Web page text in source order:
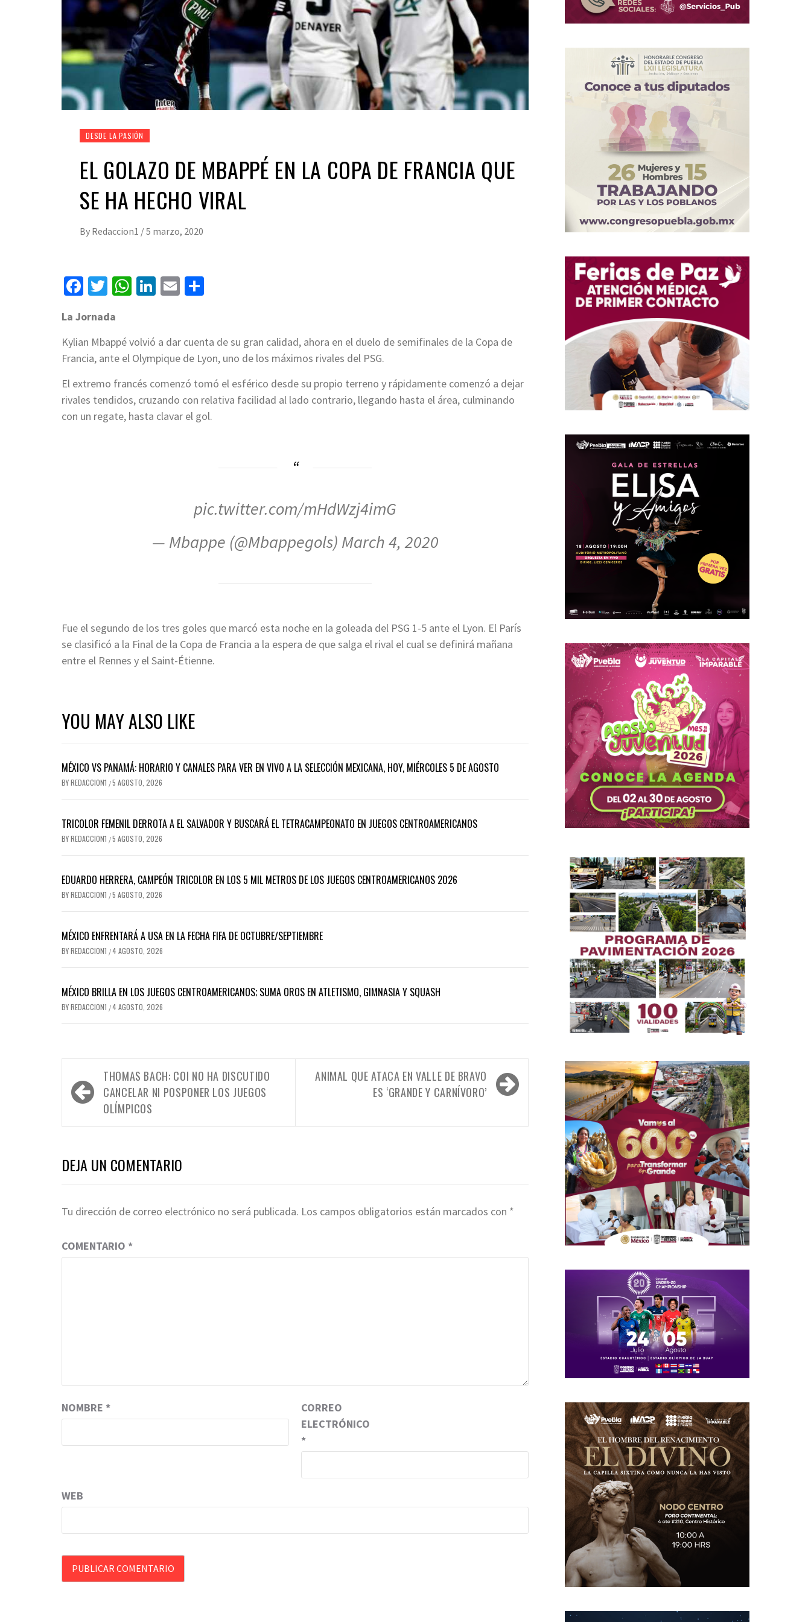
DESDE LA PASIÓN
EL GOLAZO DE MBAPPÉ EN LA COPA DE FRANCIA QUE
SE HA HECHO VIRAL
By Redaccion1 /5 marzo, 2020
Facebook
Twitter
WhatsApp
LinkedIn
Email
La Jornada
Kylian Mbappé volvió a dar cuenta de su gran calidad, ahora en el duelo de semifinales de la Copa de
Francia, ante el Olympique de Lyon, uno de los máximos rivales del PSG.
El extremo francés comenzó tomó el esférico desde su propio terreno y rápidamente comenzó a dejar
rivales tendidos, cruzando con relativa facilidad al lado contrario, llegando hasta el área, culminando
con un regate, hasta clavar el gol.
pic.twitter.com/mHdWzj4imG
— Mbappe (@Mbappegols) March 4, 2020
Fue el segundo de los tres goles que marcó esta noche en la goleada del PSG 1-5 ante el Lyon. El París
se clasificó a la Final de la Copa de Francia a la espera de que salga el rival el cual se definirá mañana
entre el Rennes y el Saint-Étienne.
YOU MAY ALSO LIKE
MÉXICO VS PANAMÁ: HORARIO Y CANALES PARA VER EN VIVO A LA SELECCIÓN MEXICANA, HOY, MIÉRCOLES 5 DE AGOSTO
BYREDACCION1 /5 AGOSTO, 2026
TRICOLOR FEMENIL DERROTA A EL SALVADOR Y BUSCARÁ EL TETRACAMPEONATO EN JUEGOS CENTROAMERICANOS
BYREDACCION1 /5 AGOSTO, 2026
EDUARDO HERRERA, CAMPEÓN TRICOLOR EN LOS 5 MIL METROS DE LOS JUEGOS CENTROAMERICANOS 2026
BYREDACCION1 /5 AGOSTO, 2026
MÉXICO ENFRENTARÁ A USA EN LA FECHA FIFA DE OCTUBRE/SEPTIEMBRE
BYREDACCION1 /4 AGOSTO, 2026
MÉXICO BRILLA EN LOS JUEGOS CENTROAMERICANOS; SUMA OROS EN ATLETISMO, GIMNASIA Y SQUASH
BYREDACCION1 /4 AGOSTO, 2026
Navegación
de
entradas
THOMAS BACH: COI NO HA DISCUTIDO
CANCELAR NI POSPONER LOS JUEGOS
OLÍMPICOS
ANIMAL QUE ATACA EN VALLE DE BRAVO
ES ‘GRANDE Y CARNÍVORO’
DEJA UN COMENTARIO
Tu dirección de correo electrónico no será publicada. Los campos obligatorios están marcados con *
COMENTARIO *
NOMBRE *
CORREO
ELECTRÓNICO
*
WEB